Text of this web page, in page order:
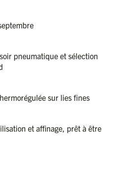
pneumatique et sélection
sur lies fines
et affinage, prêt à être